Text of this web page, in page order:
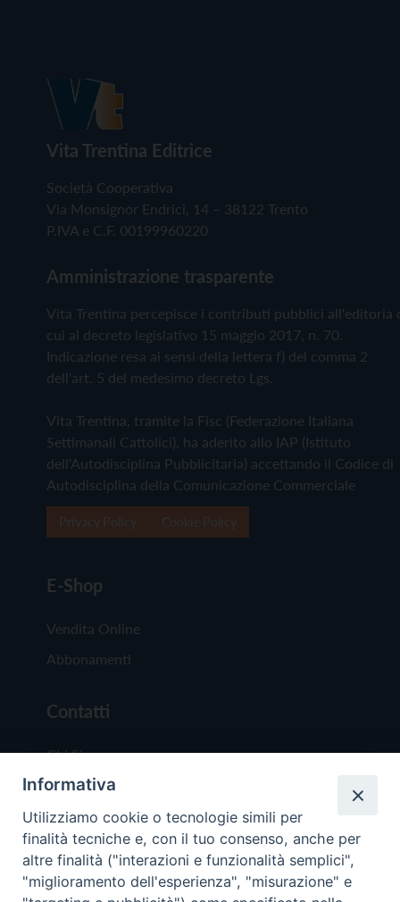
Vita Trentina Editrice
Società Cooperativa
Via Monsignor Endrici, 14 – 38122 Trento
P.IVA e C.F. 00199960220
Amministrazione trasparente
Vita Trentina percepisce i contributi pubblici all'editoria
cui al decreto legislativo 15 maggio 2017, n. 70.
Indicazione resa ai sensi della lettera f) del comma 2
dell'art. 5 del medesimo decreto Lgs.
Vita Trentina, tramite la Fisc (Federazione Italiana
Settimanali Cattolici), ha aderito allo IAP (Istituto
dell'Autodisciplina Pubblicitaria) accettando il Codice di
Autodisciplina della Comunicazione Commerciale
E-Shop
Vendita Online
Abbonamenti
Contatti
Chi Siamo
Redazione
Scrivici
Informativa
Utilizziamo cookie o tecnologie simili per
finalità tecniche e, con il tuo consenso, anche per
altre finalità ("interazioni e funzionalità semplici",
"miglioramento dell'esperienza", "misurazione" e